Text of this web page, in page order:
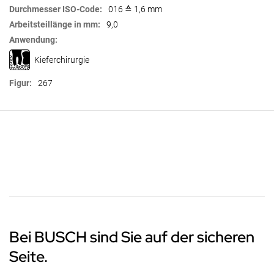
016 ≙ 1,6 mm
9,0
Kieferchirurgie
267
Bei BUSCH sind Sie auf der sicheren
Seite.